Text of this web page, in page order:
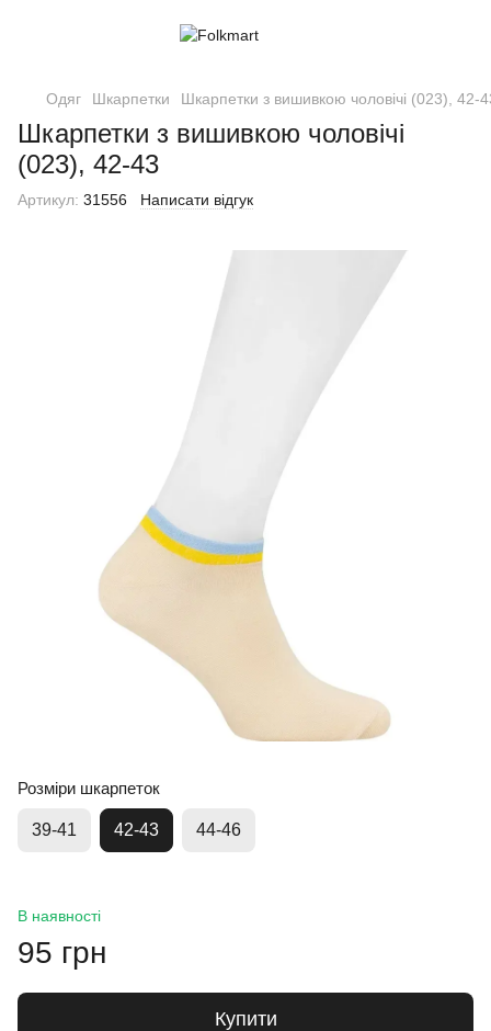
Одяг Шкарпетки Шкарпетки з вишивкою чоловічі (023), 42-
Шкарпетки з вишивкою чоловічі
(023), 42-43
Артикул: 31556 Написати відгук
Розміри шкарпеток
39-41 42-43 44-46
В наявності
95 грн
Купити